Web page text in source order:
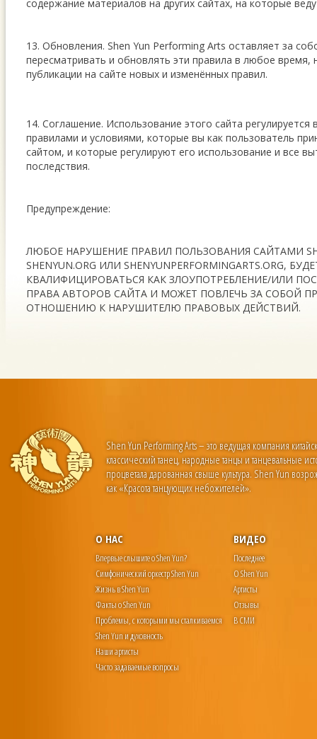
содержание материалов на других сайтах, на которые
13. Обновления. Shen Yun Performing Arts оставляет за
пересматривать и обновлять эти правила в любое время,
публикации на сайте новых и изменённых правил.
14. Соглашение. Использование этого сайта
правилами и условиями, которые вы как пользователь
сайтом, и которые регулируют его использование и все
последствия.
Предупреждение:
ЛЮБОЕ НАРУШЕНИЕ ПРАВИЛ ПОЛЬЗОВАНИЯ САЙТАМИ
SHENYUN.ORG ИЛИ SHENYUNPERFORMINGARTS.ORG,
КВАЛИФИЦИРОВАТЬСЯ КАК ЗЛОУПОТРЕБЛЕНИЕ/ИЛИ
ПРАВА АВТОРОВ САЙТА И МОЖЕТ ПОВЛЕЧЬ ЗА СОБОЙ
ОТНОШЕНИЮ К НАРУШИТЕЛЮ ПРАВОВЫХ ДЕЙСТВИЙ.
Shen Yun Performing Arts – это ведущая компания
классический танец, народные танцы и танцевальные
процветала дарованная свыше культура. Shen Yun
как «Красота танцующих небожителей».
О НАС
Впервые слышите о Shen Yun?
Симфонический оркестр Shen Yun
Жизнь в Shen Yun
Факты о Shen Yun
Проблемы, с которыми мы сталкиваемся
Shen Yun и духовность
Наши артисты
Часто задаваемые вопросы
ВИДЕО
Последнее
О Shen Yun
Артисты
Отзывы
В СМИ